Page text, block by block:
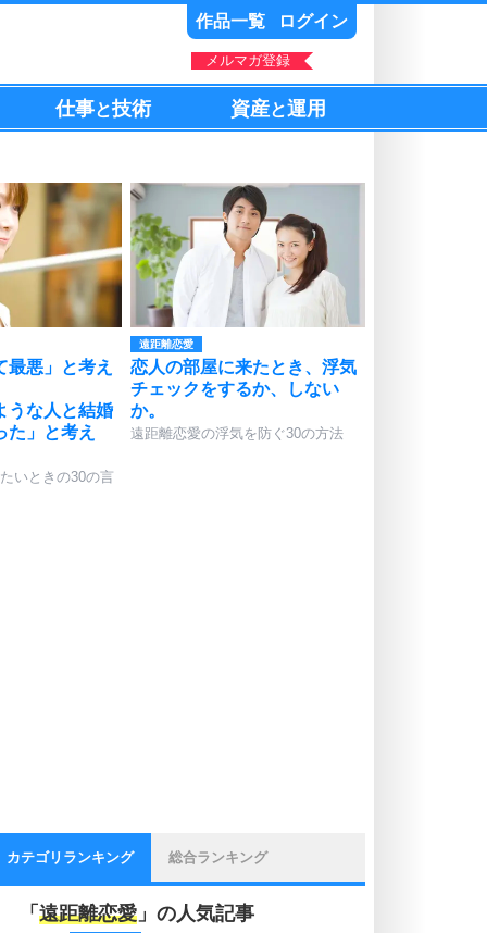
作品一覧 ログイン
メルマガ登録
仕事と技術 資産と運用
最悪」と考え
うな人と結婚
た」と考え
いときの30の言
遠距離恋愛
恋人の部屋に来たとき、浮気
チェックをするか、しない
か。
遠距離恋愛の浮気を防ぐ30の方法
カテゴリランキング 総合ランキング
「 遠距離恋愛 」の人気記事